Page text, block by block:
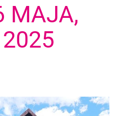
MAJA,
2025